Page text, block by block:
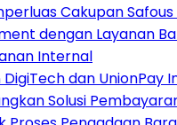
Cakupan
dengan Layanan
Internal
DigiTech dan UnionPay
Solusi